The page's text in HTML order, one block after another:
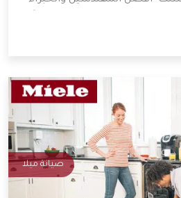
الأجهزة الكهربائية، واعتماداً
فهي الأفضل دائمًا في عمليات
صيانة ميلا